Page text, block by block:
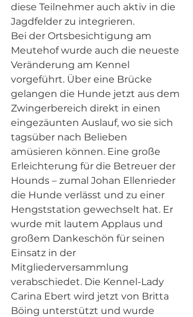
diese Teilnehmer auch aktiv in die
Jagdfelder zu integrieren.
Bei der Ortsbesichtigung am
Meutehof wurde auch die neueste
Veränderung am Kennel
vorgeführt. Über eine Brücke
gelangen die Hunde jetzt aus dem
Zwingerbereich direkt in einen
eingezäunten Auslauf, wo sie sich
tagsüber nach Belieben
amüsieren können. Eine große
Erleichterung für die Betreuer der
Hounds – zumal Johan Ellenrieder
die Hunde verlässt und zu einer
Hengststation gewechselt hat. Er
wurde mit lautem Applaus und
großem Dankeschön für seinen
Einsatz in der
Mitgliederversammlung
verabschiedet. Die Kennel-Lady
Carina Ebert wird jetzt von Britta
Böing unterstützt und wurde